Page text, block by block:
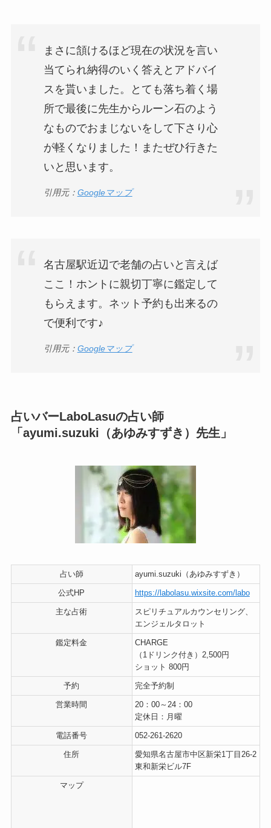
まさに頷けるほど現在の状況を言い
当てられ納得のいく答えとアドバイ
スを貰いました。とても落ち着く場
所で最後に先生からルーン石のよう
なものでおまじないをして下さり心
が軽くなりました！またぜひ行きた
いと思います。
引用元： Googleマップ
名古屋駅近辺で老舗の占いと言えば
ここ！ホントに親切丁寧に鑑定して
もらえます。ネット予約も出来るの
で便利です♪
引用元： Googleマップ
占いバーLaboLasuの占い師
「ayumi.suzuki（あゆみすずき）先生」
占い師 ayumi.suzuki（あゆみすずき）
公式HP https://labolasu.wixsite.com/labo
主な占術
スピリチュアルカウンセリング、
エンジェルタロット
鑑定料金
CHARGE
（1ドリンク付き）2,500円
ショット 800円
予約 完全予約制
営業時間
20：00～24：00
定休日：月曜
電話番号 052-261-2620
住所
愛知県名古屋市中区新栄1丁目26-2
東和新栄ビル7F
マップ